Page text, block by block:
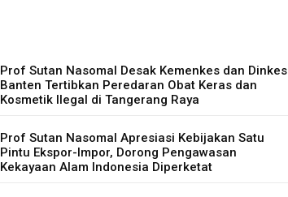
Prof Sutan Nasomal Desak Kemenkes dan Dinkes
Banten Tertibkan Peredaran Obat Keras dan
Kosmetik Ilegal di Tangerang Raya
Prof Sutan Nasomal Apresiasi Kebijakan Satu
Pintu Ekspor-Impor, Dorong Pengawasan
Kekayaan Alam Indonesia Diperketat